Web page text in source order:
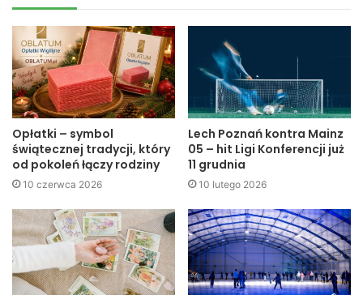
chłopcy
1. Przemysław Musiał SP2
2. Jakub Barzyk SP2
3. Maciej Jaracz SP1
dziewczęta
1. Barbara Pierz SP1
2. Kamila Janik SP4
rocznik 2000
Opłatki – symbol
świątecznej tradycji, który
od pokoleń łączy rodziny
10 czerwca 2026
Lech Poznań kontra Mainz
05 – hit Ligi Konferencji już
11 grudnia
10 lutego 2026